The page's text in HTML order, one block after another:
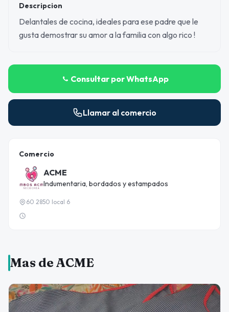
Descripcion
Delantales de cocina, ideales para ese padre que le
gusta demostrar su amor a la familia con algo rico !
Consultar por WhatsApp
Llamar al comercio
Comercio
ACME
Indumentaria, bordados y estampados
60 2850 local 6
Mas de ACME